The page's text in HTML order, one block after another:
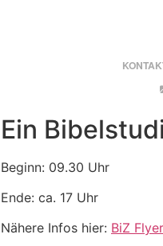
Ein
Beginn: 09.30 Uhr
Ende: ca. 17 Uhr
Nähere Infos hier: BiZ